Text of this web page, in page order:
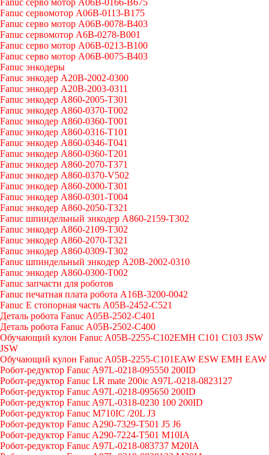
Fanuc серво мотор A06B-0166-B675
Fanuc сервомотор A06B-0113-B175
Fanuc серво мотор A06B-0078-B403
Fanuc сервомотор A6B-0278-B001
Fanuc серво мотор A06B-0213-B100
Fanuc серво мотор A06B-0075-B403
Fanuc энкодеры
Fanuc энкодер A20B-2002-0300
Fanuc энкодер A20B-2003-0311
Fanuc энкодер A860-2005-T301
Fanuc энкодер A860-0370-T002
Fanuc энкодер A860-0360-T001
Fanuc энкодер A860-0316-T101
Fanuc энкодер A860-0346-T041
Fanuc энкодер A860-0360-T201
Fanuc энкодер A860-2070-T371
Fanuc энкодер A860-0370-V502
Fanuc энкодер A860-2000-T301
Fanuc энкодер A860-0301-T004
Fanuc энкодер A860-2050-T321
Fanuc шпиндельный энкодер A860-2159-T302
Fanuc энкодер A860-2109-T302
Fanuc энкодер A860-2070-T321
Fanuc энкодер A860-0309-T302
Fanuc шпиндельный энкодер A20B-2002-0310
Fanuc энкодер A860-0300-T002
Fanuc запчасти для роботов
Fanuc печатная плата робота A16B-3200-0042
Fanuc E стопорная часть A05B-2452-C521
Деталь робота Fanuc A05B-2502-C401
Деталь робота Fanuc A05B-2502-C400
Обучающий кулон Fanuc A05B-2255-C102EMH C101 C103 JSW
JSW
Обучающий кулон Fanuc A05B-2255-C101EAW ESW EMH EAW
Робот-редуктор Fanuc A97L-0218-095550 200ID
Робот-редуктор Fanuc LR mate 200ic A97L-0218-0823127
Робот-редуктор Fanuc A97L-0218-095650 200ID
Робот-редуктор Fanuc A97L-0318-0230 100 200ID
Робот-редуктор Fanuc M710IC /20L J3
Робот-редуктор Fanuc A290-7329-T501 J5 J6
Робот-редуктор Fanuc A290-7224-T501 M10IA
Робот-редуктор Fanuc A97L-0218-083737 M20IA